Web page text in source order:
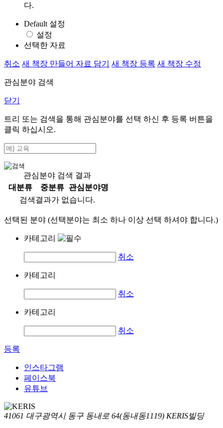
다.
Default 설정
설정
선택한 자료
취소 새 책장 만들어 자료 담기 새 책장 등록 새 책장 수정
관심분야 검색
닫기
트리 또는 검색을 통해 관심분야를 선택 하신 후 등록 버튼을
클릭 하십시오.
관심분야 검색 결과
대분류
중분류
관심분야명
검색결과가 없습니다.
선택된 분야 (선택분야는 최소 하나 이상 선택 하셔야 합니다.)
카테고리
취소
카테고리
취소
카테고리
취소
등록
인스타그램
페이스북
유튜브
41061 대구광역시 동구 동내로 64(동내동1119) KERIS빌딩